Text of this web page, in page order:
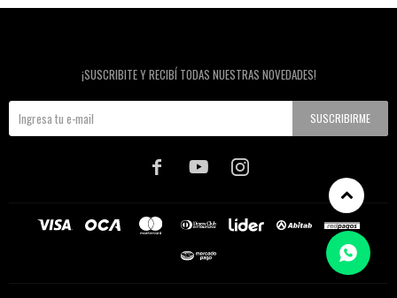
¡SUSCRIBITE Y RECIBÍ TODAS NUESTRAS NOVEDADES!
SUSCRIBIRME
  